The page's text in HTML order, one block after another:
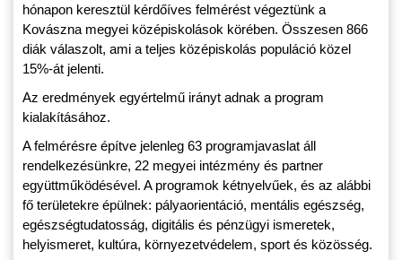
hónapon keresztül kérdőíves felmérést végeztünk a
Kovászna megyei középiskolások körében. Összesen 866
diák válaszolt, ami a teljes középiskolás populáció közel
15%-át jelenti.
Az eredmények egyértelmű irányt adnak a program
kialakításához.
A felmérésre építve jelenleg 63 programjavaslat áll
rendelkezésünkre, 22 megyei intézmény és partner
együttműködésével. A programok kétnyelvűek, és az alábbi
fő területekre épülnek: pályaorientáció, mentális egészség,
egészségtudatosság, digitális és pénzügyi ismeretek,
helyismeret, kultúra, környezetvédelem, sport és közösség.